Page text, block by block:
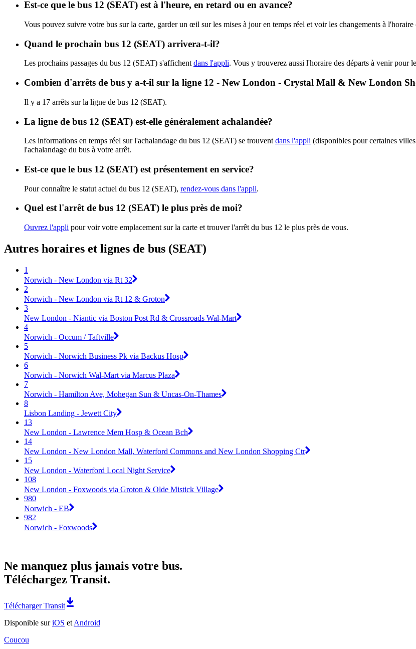
Est-ce que le bus 12 (SEAT) est à l'heure, en retard ou en avance?
Vous pouvez suivre votre bus sur la carte, garder un œil sur les mises à jour en temps réel et voir les changements à
Quand le prochain bus 12 (SEAT) arrivera-t-il?
Les prochains passages du bus 12 (SEAT) s'affichent dans l'appli. Vous y trouverez aussi l'horaire des départs à venir pour
Combien d'arrêts de bus y a-t-il sur la ligne 12 - New London - Crystal Mall & New London
Il y a 17 arrêts sur la ligne de bus 12 (SEAT).
La ligne de bus 12 (SEAT) est-elle généralement achalandée?
Les informations en temps réel sur l'achalandage du bus 12 (SEAT) se trouvent dans l'appli (disponibles pour certaines
l'achalandage du bus à votre arrêt.
Est-ce que le bus 12 (SEAT) est présentement en service?
Pour connaître le statut actuel du bus 12 (SEAT), rendez-vous dans l'appli.
Quel est l'arrêt de bus 12 (SEAT) le plus près de moi?
Ouvrez l'appli pour voir votre emplacement sur la carte et trouver l'arrêt du bus 12 le plus près de vous.
Autres horaires et lignes de bus (SEAT)
1
Norwich - New London via Rt 32
2
Norwich - New London via Rt 12 & Groton
3
New London - Niantic via Boston Post Rd & Crossroads Wal-Mart
4
Norwich - Occum / Taftville
5
Norwich - Norwich Business Pk via Backus Hosp
6
Norwich - Norwich Wal-Mart via Marcus Plaza
7
Norwich - Hamilton Ave, Mohegan Sun & Uncas-On-Thames
8
Lisbon Landing - Jewett City
13
New London - Lawrence Mem Hosp & Ocean Bch
14
New London - New London Mall, Waterford Commons and New London Shopping Ctr
15
New London - Waterford Local Night Service
108
New London - Foxwoods via Groton & Olde Mistick Village
980
Norwich - EB
982
Norwich - Foxwoods
Ne manquez plus jamais votre bus.
Téléchargez Transit.
Télécharger Transit
Disponible suriOS et Android
Coucou